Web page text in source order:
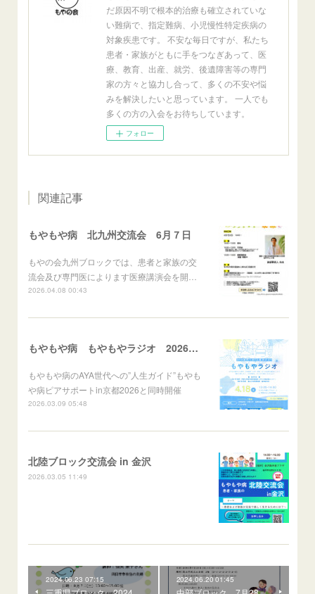
だ原因不明で根本的治療も確立されていな
い難病で、指定難病、小児慢性特定疾病の
対象疾患です。 不安な毎日ですが、私たち
患者・家族がともに手をつなぎあって、医
療、教育、出産、就労、後遺障害等の専門
家の方々と協力し合って、多くの不安や悩
みを解決したいと思っています。 一人でも
多くの方の入会をお待ちしています。
フォロー
関連記事
もやもや病 北九州交流会 6月７日
もやの会九州ブロックでは、患者と家族の交
流会及び専門医によります医療講演会を開…
2026.04.08 00:43
もやもや病 もやもやラジオ 2026年4月18日(土)
もやもや病のAYA世代への”人生ガイド”もやも
や病ピアサポートin京都2026と同時開催
2026.03.09 05:48
北陸ブロック交流会 in 金沢
2026.03.05 11:49
2024.06.23 07:15 2024.06.20 01:45